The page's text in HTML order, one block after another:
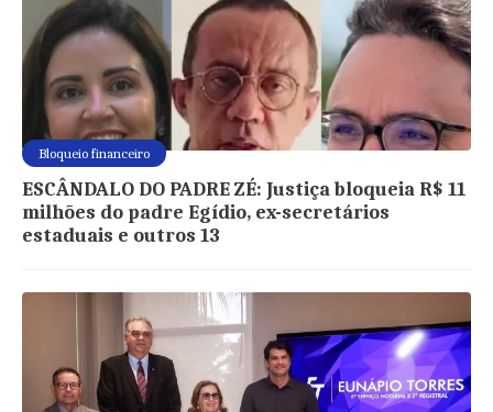
Bloqueio financeiro
ESCÂNDALO DO PADRE ZÉ: Justiça bloqueia R$ 11
milhões do padre Egídio, ex-secretários
estaduais e outros 13